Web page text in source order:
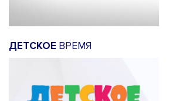
ДЕТСКОЕ ВРЕМЯ